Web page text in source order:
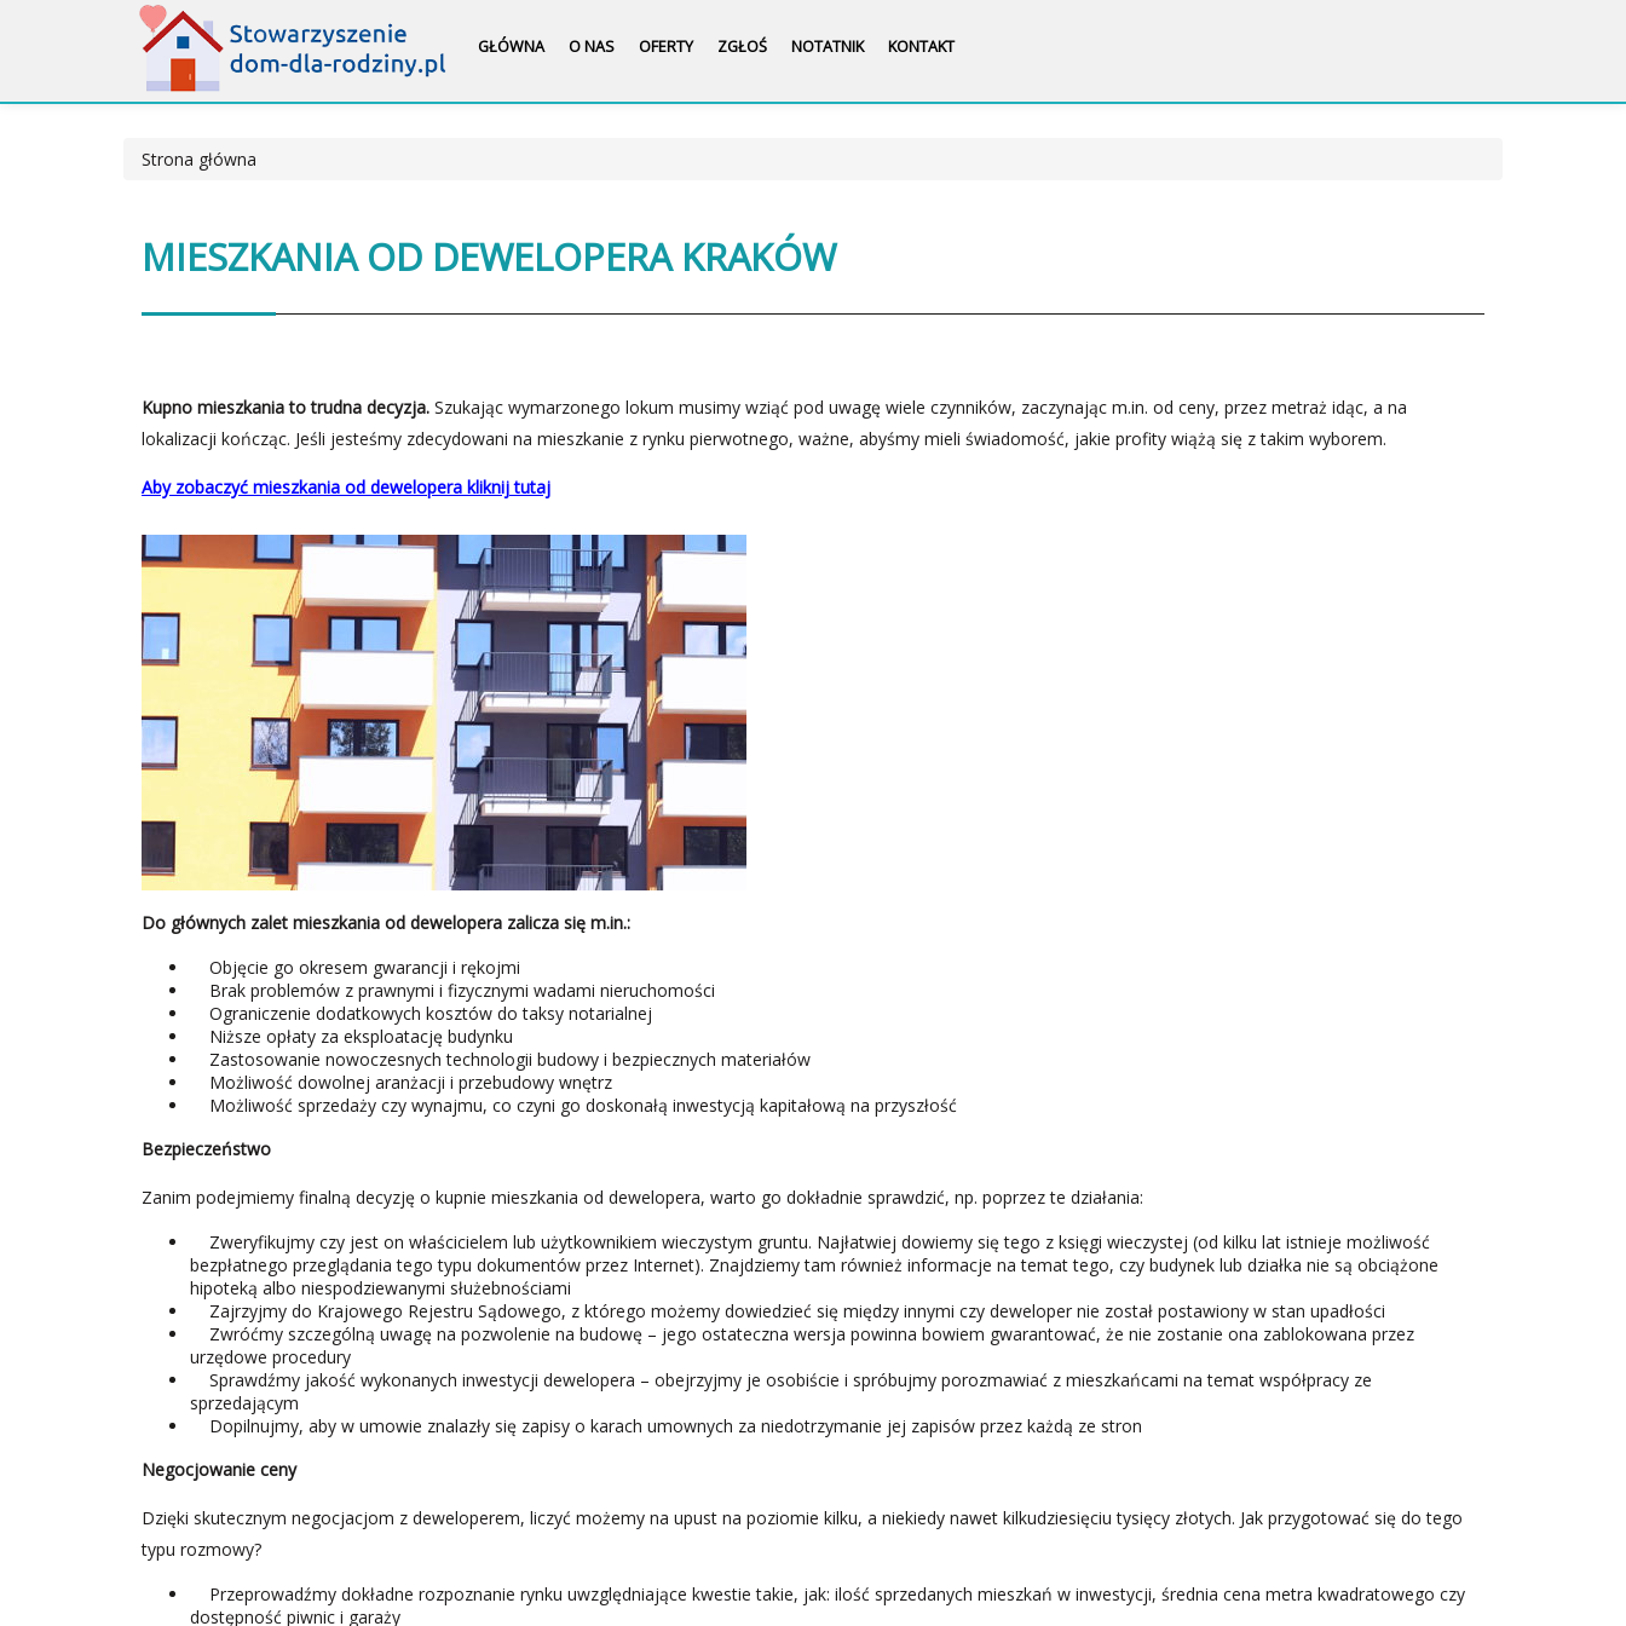
GŁÓWNA O NAS OFERTY ZGŁOŚ NOTATNIK KONTAKT
Strona główna
MIESZKANIA OD DEWELOPERA KRAKÓW
Kupno mieszkania to trudna decyzja. Szukając wymarzonego lokum musimy wziąć pod uwagę wiele czynników, zaczynając m.in. od ceny, przez metraż idąc, a na
lokalizacji kończąc. Jeśli jesteśmy zdecydowani na mieszkanie z rynku pierwotnego, ważne, abyśmy mieli świadomość, jakie profity wiążą się z takim wyborem.
Aby zobaczyć mieszkania od dewelopera kliknij tutaj
Do głównych zalet mieszkania od dewelopera zalicza się m.in.:
Objęcie go okresem gwarancji i rękojmi
Brak problemów z prawnymi i fizycznymi wadami nieruchomości
Ograniczenie dodatkowych kosztów do taksy notarialnej
Niższe opłaty za eksploatację budynku
Zastosowanie nowoczesnych technologii budowy i bezpiecznych materiałów
Możliwość dowolnej aranżacji i przebudowy wnętrz
Możliwość sprzedaży czy wynajmu, co czyni go doskonałą inwestycją kapitałową na przyszłość
Bezpieczeństwo
Zanim podejmiemy finalną decyzję o kupnie mieszkania od dewelopera, warto go dokładnie sprawdzić, np. poprzez te działania:
Zweryfikujmy czy jest on właścicielem lub użytkownikiem wieczystym gruntu. Najłatwiej dowiemy się tego z księgi wieczystej (od kilku lat istnieje możliwość
bezpłatnego przeglądania tego typu dokumentów przez Internet). Znajdziemy tam również informacje na temat tego, czy budynek lub działka nie są obciążone
hipoteką albo niespodziewanymi służebnościami
Zajrzyjmy do Krajowego Rejestru Sądowego, z którego możemy dowiedzieć się między innymi czy deweloper nie został postawiony w stan upadłości
Zwróćmy szczególną uwagę na pozwolenie na budowę – jego ostateczna wersja powinna bowiem gwarantować, że nie zostanie ona zablokowana przez
urzędowe procedury
Sprawdźmy jakość wykonanych inwestycji dewelopera – obejrzyjmy je osobiście i spróbujmy porozmawiać z mieszkańcami na temat współpracy ze
sprzedającym
Dopilnujmy, aby w umowie znalazły się zapisy o karach umownych za niedotrzymanie jej zapisów przez każdą ze stron
Negocjowanie ceny
Dzięki skutecznym negocjacjom z deweloperem, liczyć możemy na upust na poziomie kilku, a niekiedy nawet kilkudziesięciu tysięcy złotych. Jak przygotować się do tego
typu rozmowy?
Przeprowadźmy dokładne rozpoznanie rynku uwzględniające kwestie takie, jak: ilość sprzedanych mieszkań w inwestycji, średnia cena metra kwadratowego czy
dostępność piwnic i garaży